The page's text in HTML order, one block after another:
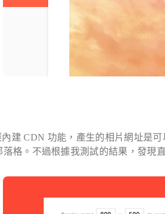
內建 CDN 功能，產生的相片網址是
落格。不過根據我測試的結果，發現